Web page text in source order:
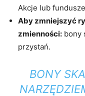
Akcje lub
Aby zmniejszyć
zmienności: bony
przystań.
BONY